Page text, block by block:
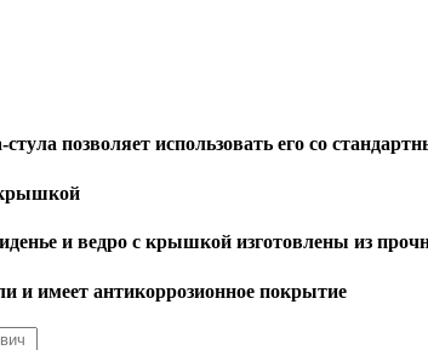
позволяет использовать его со
и ведро с крышкой изготовлены из
и имеет антикоррозионное покрытие